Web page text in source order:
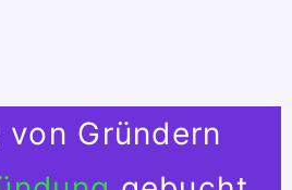
Gründern